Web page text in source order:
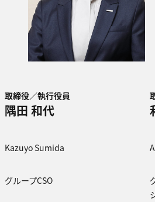
取締役／執行役員
隅田 和代
Kazuyo Sumida​​
グループCSO